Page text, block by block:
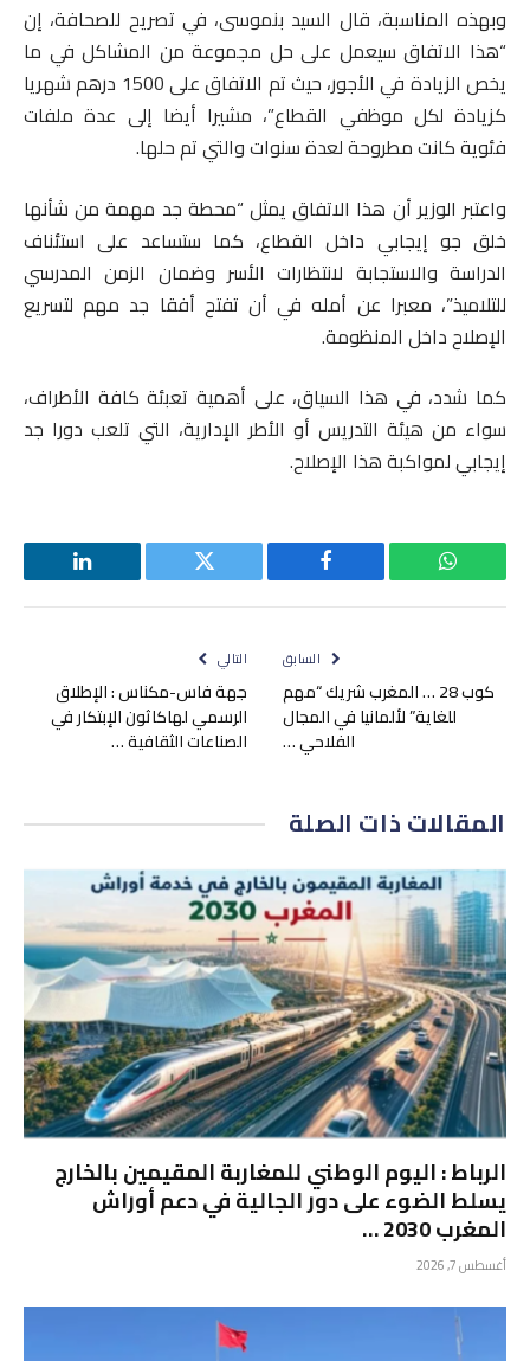
وبهذه المناسبة، قال السيد بنموسى، في تصريح للصحافة، إن
“هذا الاتفاق سيعمل على حل مجموعة من المشاكل في ما
يخص الزيادة في الأجور، حيث تم الاتفاق على 1500 درهم شهريا
كزيادة لكل موظفي القطاع”، مشيرا أيضا إلى عدة ملفات
فئوية كانت مطروحة لعدة سنوات والتي تم حلها.
واعتبر الوزير أن هذا الاتفاق يمثل “محطة جد مهمة من شأنها
خلق جو إيجابي داخل القطاع، كما ستساعد على استئناف
الدراسة والاستجابة لانتظارات الأسر وضمان الزمن المدرسي
للتلاميذ”، معبرا عن أمله في أن تفتح أفقا جد مهم لتسريع
الإصلاح داخل المنظومة.
كما شدد، في هذا السياق، على أهمية تعبئة كافة الأطراف،
سواء من هيئة التدريس أو الأطر الإدارية، التي تلعب دورا جد
إيجابي لمواكبة هذا الإصلاح.
واتساب فيسبوك تويتر لينكدإن
السابق
كوب 28 … المغرب شريك “مهم
للغاية” لألمانيا في المجال
الفلاحي …
التالي
جهة فاس-مكناس : الإطلاق
الرسمي لهاكاثون الإبتكار في
الصناعات الثقافية …
المقالاتذات الصلة
الرباط : اليوم الوطني للمغاربة المقيمين بالخارج
يسلط الضوء على دور الجالية في دعم أوراش
المغرب 2030 …
أغسطس 7, 2026